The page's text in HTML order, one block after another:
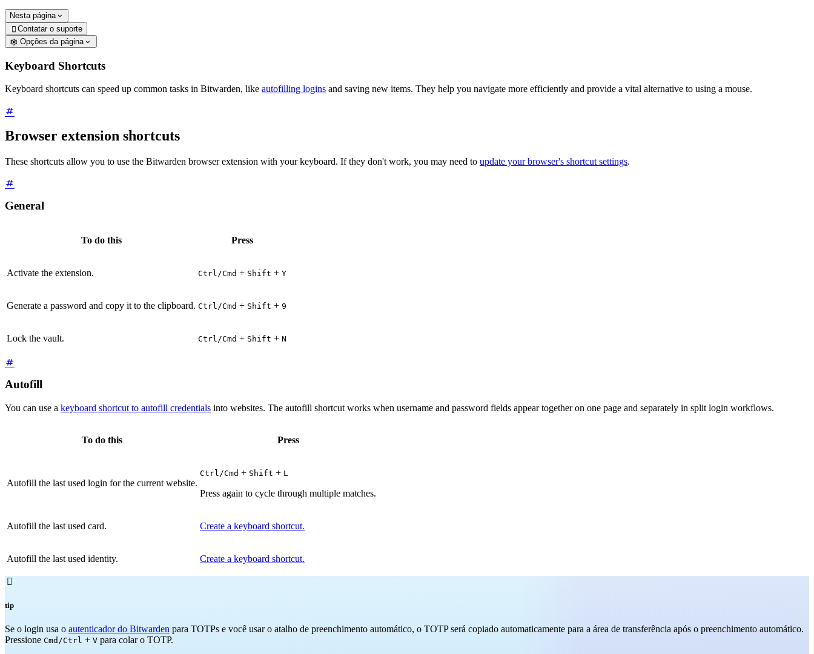
Nesta página
 Contatar o suporte
Opções da página
Keyboard Shortcuts
Keyboard shortcuts can speed up common tasks in Bitwarden, like autofilling logins and saving new items. They help you navigate more efficiently and provide a vital alternative to using a mouse.
Browser extension shortcuts
These shortcuts allow you to use the Bitwarden browser extension with your keyboard. If they don't work, you may need to update your browser's shortcut settings.
General
To do this Press
Activate the extension. Ctrl/Cmd + Shift + Y
Generate a password and copy it to the clipboard. Ctrl/Cmd + Shift + 9
Lock the vault. Ctrl/Cmd + Shift + N
Autofill
You can use a keyboard shortcut to autofill credentials into websites. The autofill shortcut works when username and password fields appear together on one page and separately in split login workflows.
To do this Press
Autofill the last used login for the current website.
Ctrl/Cmd + Shift + L
Press again to cycle through multiple matches.
Autofill the last used card. Create a keyboard shortcut.
Autofill the last used identity. Create a keyboard shortcut.

tip
Se o login usa o autenticador do Bitwarden para TOTPs e você usar o atalho de preenchimento automático, o TOTP será copiado automaticamente para a área de transferência após o preenchimento automático.
Pressione Cmd/Ctrl + V para colar o TOTP.